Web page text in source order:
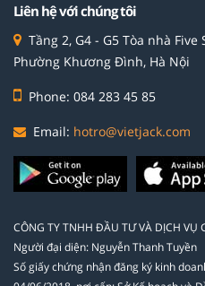
Liên hệ với chúng tôi
Tầng 2, G4 - G5 Tòa nhà
Phường Khương Đình, Hà Nội
Phone: 084 283 45 85
Email: hotro@vietjack.com
CÔNG TY TNHH ĐẦU TƯ VÀ DỊCH VỤ
Người đại diện: Nguyễn Thanh Tuyền
Số giấy chứng nhận đăng ký kinh